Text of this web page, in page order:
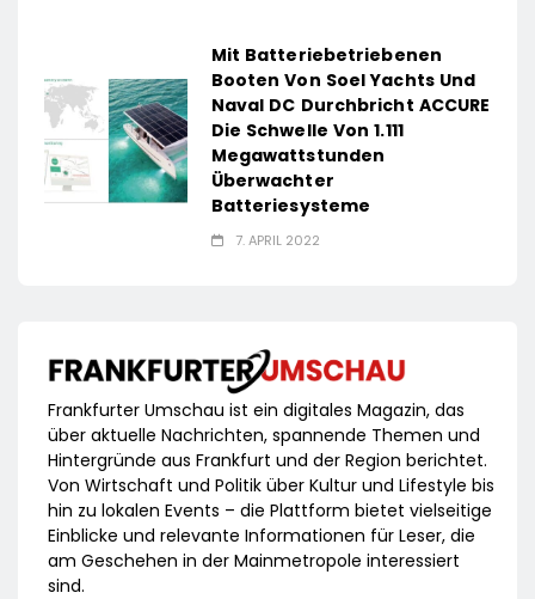
Mit Batteriebetriebenen
Booten Von Soel Yachts Und
Naval DC Durchbricht ACCURE
Die Schwelle Von 1.111
Megawattstunden
Überwachter
Batteriesysteme
7. APRIL 2022
Frankfurter Umschau ist ein digitales Magazin, das
über aktuelle Nachrichten, spannende Themen und
Hintergründe aus Frankfurt und der Region berichtet.
Von Wirtschaft und Politik über Kultur und Lifestyle bis
hin zu lokalen Events – die Plattform bietet vielseitige
Einblicke und relevante Informationen für Leser, die
am Geschehen in der Mainmetropole interessiert
sind.